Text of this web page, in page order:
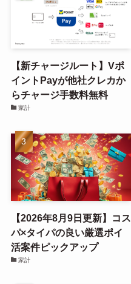
【新チャージルート】Vポ
イントPayが他社クレカか
らチャージ手数料無料
家計
【2026年8月9日更新】コス
パ×タイパの良い厳選ポイ
活案件ピックアップ
家計